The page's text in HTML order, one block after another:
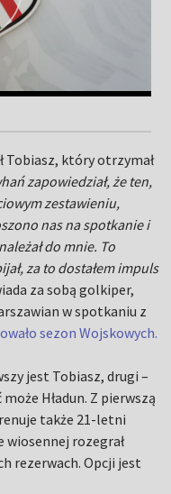
Tobiasz, który otrzymał
zapowiedział, że ten,
zestawieniu,
nas na spotkanie i
do mnie. To
za to dostałem impuls
za sobą golkiper,
w spotkaniu z
sezon Wojskowych.
jest Tobiasz, drugi –
Hładun. Z pierwszą
także 21-letni
wiosennej rozegrał
rezerwach. Opcji jest